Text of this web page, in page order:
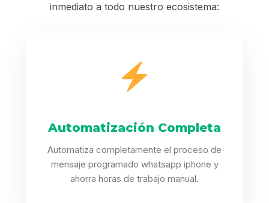
inmediato a todo nuestro ecosistema:
Automatización Completa
Automatiza completamente el proceso de
mensaje programado whatsapp iphone y
ahorra horas de trabajo manual.